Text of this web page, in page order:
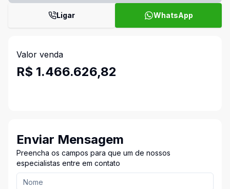
Ligar WhatsApp
Valor venda
R$ 1.466.626,82
Enviar Mensagem
Preencha os campos para que um de nossos
especialistas entre em contato